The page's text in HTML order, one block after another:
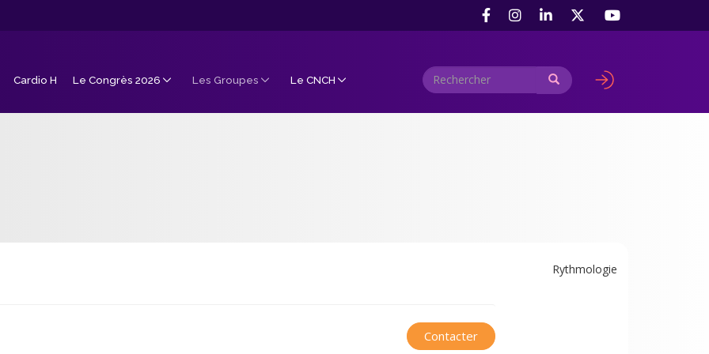
User
account
Cardio H Le Congrès 2026 Les Groupes Le CNCH Rechercher Rechercher
Rythmologie
Contacter